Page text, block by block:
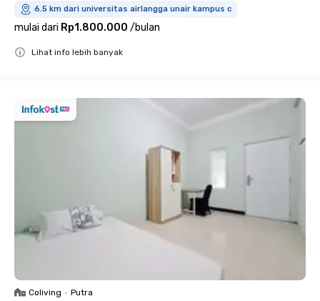
6.5 km dari universitas airlangga unair kampus c
mulai dari Rp1.800.000 /bulan
Lihat info lebih banyak
Coliving • Putra